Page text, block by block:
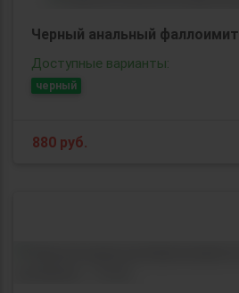
Черный анальный
Доступные варианты:
черный
880 руб.